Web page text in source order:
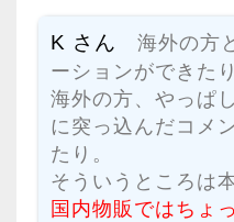
K さん 海外の方
ーションができた
海外の方、やっぱ
に突っ込んだコメ
たり。
そういうところは
国内物販ではちょ